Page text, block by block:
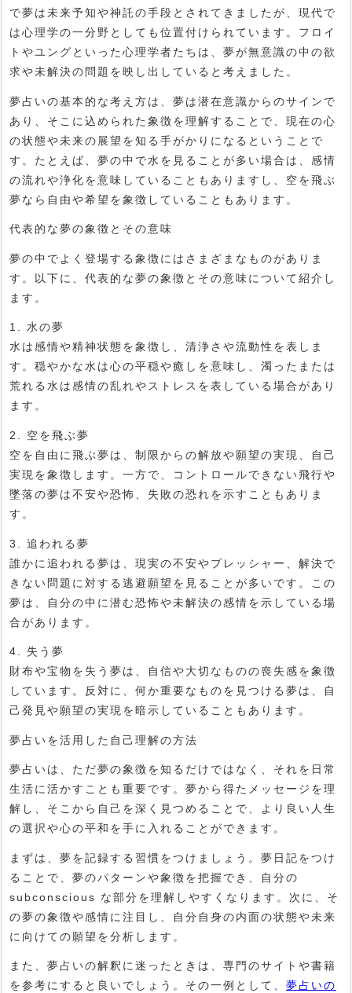
で夢は未来予知や神託の手段とされてきましたが、現代で
は心理学の一分野としても位置付けられています。フロイ
トやユングといった心理学者たちは、夢が無意識の中の欲
求や未解決の問題を映し出していると考えました。
夢占いの基本的な考え方は、夢は潜在意識からのサインで
あり、そこに込められた象徴を理解することで、現在の心
の状態や未来の展望を知る手がかりになるということで
す。たとえば、夢の中で水を見ることが多い場合は、感情
の流れや浄化を意味していることもありますし、空を飛ぶ
夢なら自由や希望を象徴していることもあります。
代表的な夢の象徴とその意味
夢の中でよく登場する象徴にはさまざまなものがありま
す。以下に、代表的な夢の象徴とその意味について紹介し
ます。
1. 水の夢
水は感情や精神状態を象徴し、清浄さや流動性を表しま
す。穏やかな水は心の平穏や癒しを意味し、濁ったまたは
荒れる水は感情の乱れやストレスを表している場合があり
ます。
2. 空を飛ぶ夢
空を自由に飛ぶ夢は、制限からの解放や願望の実現、自己
実現を象徴します。一方で、コントロールできない飛行や
墜落の夢は不安や恐怖、失敗の恐れを示すこともありま
す。
3. 追われる夢
誰かに追われる夢は、現実の不安やプレッシャー、解決で
きない問題に対する逃避願望を見ることが多いです。この
夢は、自分の中に潜む恐怖や未解決の感情を示している場
合があります。
4. 失う夢
財布や宝物を失う夢は、自信や大切なものの喪失感を象徴
しています。反対に、何か重要なものを見つける夢は、自
己発見や願望の実現を暗示していることもあります。
夢占いを活用した自己理解の方法
夢占いは、ただ夢の象徴を知るだけではなく、それを日常
生活に活かすことも重要です。夢から得たメッセージを理
解し、そこから自己を深く見つめることで、より良い人生
の選択や心の平和を手に入れることができます。
まずは、夢を記録する習慣をつけましょう。夢日記をつけ
ることで、夢のパターンや象徴を把握でき、自分の
subconscious な部分を理解しやすくなります。次に、そ
の夢の象徴や感情に注目し、自分自身の内面の状態や未来
に向けての願望を分析します。
また、夢占いの解釈に迷ったときは、専門のサイトや書籍
を参考にすると良いでしょう。その一例として、 夢占いの